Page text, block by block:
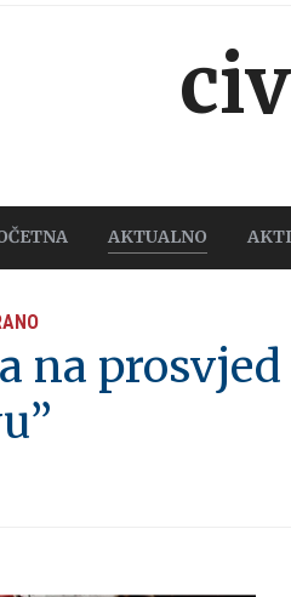
AKTUALNO
na prosvjed